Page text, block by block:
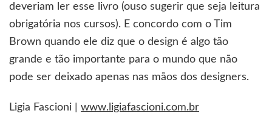
deveriam ler esse livro (ouso sugerir que seja leitura
obrigatória nos cursos). E concordo com o Tim
Brown quando ele diz que o design é algo tão
grande e tão importante para o mundo que não
pode ser deixado apenas nas mãos dos designers.
Ligia Fascioni | www.ligiafascioni.com.br